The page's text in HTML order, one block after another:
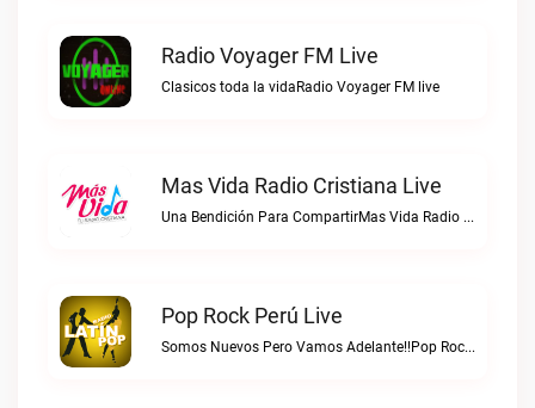
Radio Voyager FM Live
Clasicos toda la vidaRadio Voyager FM live
Mas Vida Radio Cristiana Live
Una Bendición Para CompartirMas Vida Radio Cristiana live
Pop Rock Perú Live
Somos Nuevos Pero Vamos Adelante!!Pop Rock Perú live